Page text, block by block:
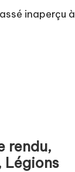
inaperçu à
rendu,
Légions